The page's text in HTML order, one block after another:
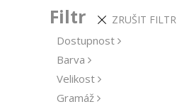
Filtr ZRUŠIT FILTR
Dostupnost
Barva
Velikost
Gramáž